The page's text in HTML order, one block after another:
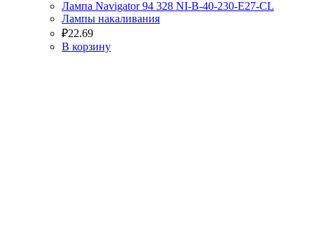
Лампа Navigator 94 328 NI-B-40-230-E27-CL
Лампы накаливания
₽22.69
В корзину